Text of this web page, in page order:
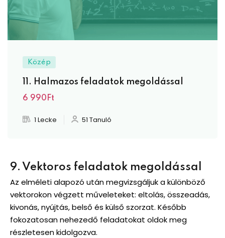
Közép
11. Halmazos feladatok megoldással
6 990Ft
1 Lecke 51 Tanuló
9. Vektoros feladatok megoldással
Az elméleti alapozó után megvizsgáljuk a különböző
vektorokon végzett műveleteket: eltolás, összeadás,
kivonás, nyújtás, belső és külső szorzat. Később
fokozatosan nehezedő feladatokat oldok meg
részletesen kidolgozva.